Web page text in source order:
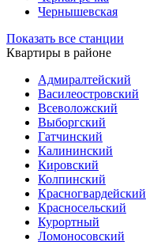
Чернышевская
Показать все станции
Квартиры в районе
Адмиралтейский
Василеостровский
Всеволожский
Выборгский
Гатчинский
Калининский
Кировский
Колпинский
Красногвардейский
Красносельский
Курортный
Ломоносовский